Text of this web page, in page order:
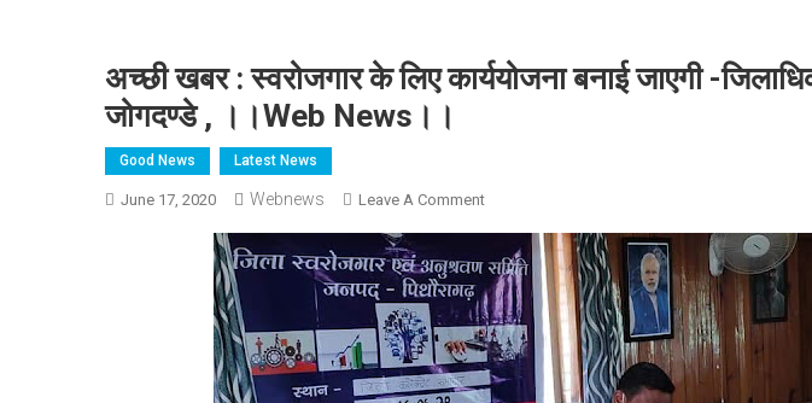
अच्छी खबर : स्वरोजगार के लिए कार्ययोजना बनाई जाएगी -
जोगदण्डे , ।।web News।।
Good News Latest News
June 17, 2020 Webnews Leave A CommentOn
खबर
स्वरोजगार
के
लिए
कार्ययोजना